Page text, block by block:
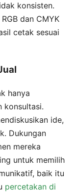
konsisten.
dan CMYK
cetak sesuai
hanya
konsultasi.
ide,
Dukungan
mereka
untuk memilih
baik itu
percetakan di